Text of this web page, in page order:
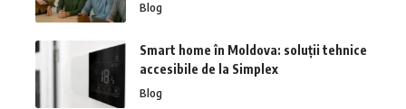
Blog
Smart home în Moldova: soluții tehnice
accesibile de la Simplex
Blog